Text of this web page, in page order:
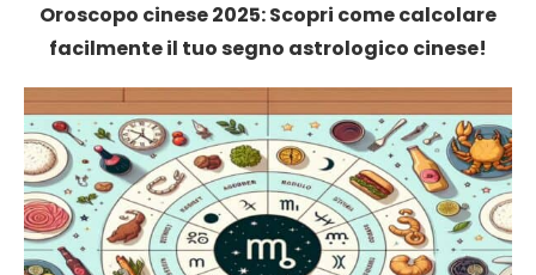
Oroscopo cinese 2025: Scopri come calcolare
facilmente il tuo segno astrologico cinese!